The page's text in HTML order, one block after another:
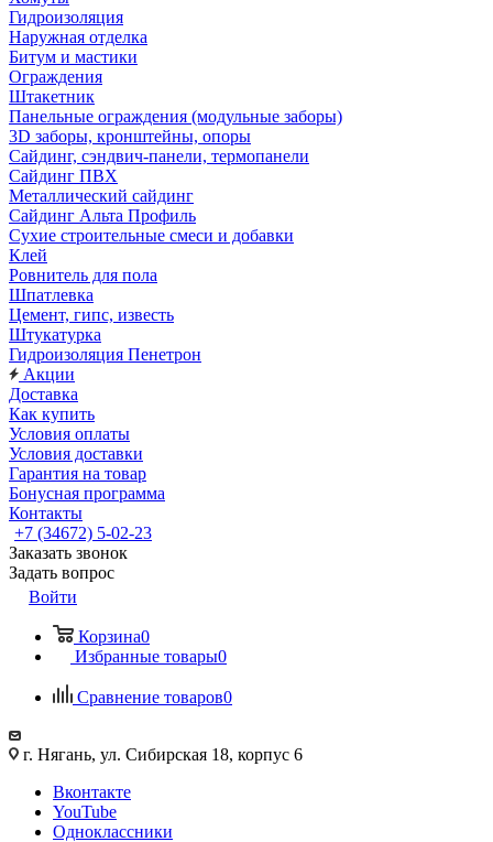
Гидроизоляция
Наружная отделка
Битум и мастики
Ограждения
Штакетник
Панельные ограждения (модульные заборы)
3D заборы, кронштейны, опоры
Cайдинг, сэндвич-панели, термопанели
Сайдинг ПВХ
Металлический сайдинг
Сайдинг Альта Профиль
Сухие строительные смеси и добавки
Клей
Ровнитель для пола
Шпатлевка
Цемент, гипс, известь
Штукатурка
Гидроизоляция Пенетрон
Акции
Доставка
Как купить
Условия оплаты
Условия доставки
Гарантия на товар
Бонусная программа
Контакты
+7 (34672) 5-02-23
Заказать звонок
Задать вопрос
Войти
Корзина0
Избранные товары0
Сравнение товаров0
г. Нягань, ул. Сибирская 18, корпус 6
Вконтакте
YouTube
Одноклассники